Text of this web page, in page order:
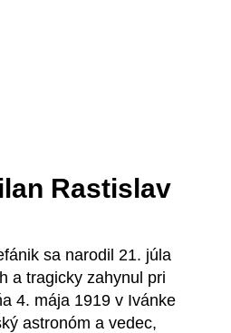
Rastislav
sa narodil 21. júla
a tragicky zahynul pri
4. mája 1919 v Ivánke
astronóm a vedec,